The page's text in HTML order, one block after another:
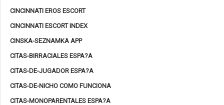
CINCINNATI EROS ESCORT
CINCINNATI ESCORT INDEX
CINSKA-SEZNAMKA APP
CITAS-BIRRACIALES ESPA?A
CITAS-DE-JUGADOR ESPA?A
CITAS-DE-NICHO COMO FUNCIONA
CITAS-MONOPARENTALES ESPA?A